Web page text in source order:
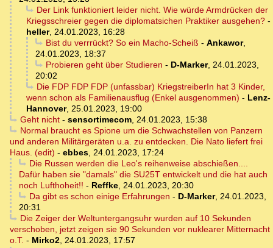
Der Link funktioniert leider nicht. Wie würde Armdrücken der
Kriegsschreier gegen die diplomatsichen Praktiker ausgehen? -
heller, 24.01.2023, 16:28
Bist du verrrückt? So ein Macho-Scheiß - Ankawor,
24.01.2023, 18:37
Probieren geht über Studieren - D-Marker, 24.01.2023,
20:02
Die FDP FDP FDP (unfassbar) KriegstreiberIn hat 3 Kinder,
wenn schon als Familienausflug (Enkel ausgenommen) - Lenz-
Hannover, 25.01.2023, 19:00
Geht nicht- sensortimecom, 24.01.2023, 15:38
Normal braucht es Spione um die Schwachstellen von Panzern
und anderen Militärgeräten u.a. zu entdecken. Die Nato liefert frei
Haus. (edit) - ebbes, 24.01.2023, 17:24
Die Russen werden die Leo's reihenweise abschießen....
Dafür haben sie "damals" die SU25T entwickelt und die hat auch
noch Lufthoheit!! - Reffke, 24.01.2023, 20:30
Da gibt es schon einige Erfahrungen - D-Marker, 24.01.2023,
20:31
Die Zeiger der Weltuntergangsuhr wurden auf 10 Sekunden
verschoben, jetzt zeigen sie 90 Sekunden vor nuklearer Mitternacht
o.T. - Mirko2, 24.01.2023, 17:57